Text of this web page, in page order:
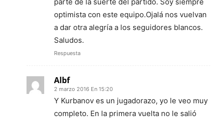
optimista con este equipo.Ojalá nos vuelvan
a dar otra alegría a los seguidores blancos.
Saludos.
Respuesta
Albf
2 marzo 2016 En 15:20
Y Kurbanov es un jugadorazo, yo le veo muy
completo. En la primera vuelta no le salió